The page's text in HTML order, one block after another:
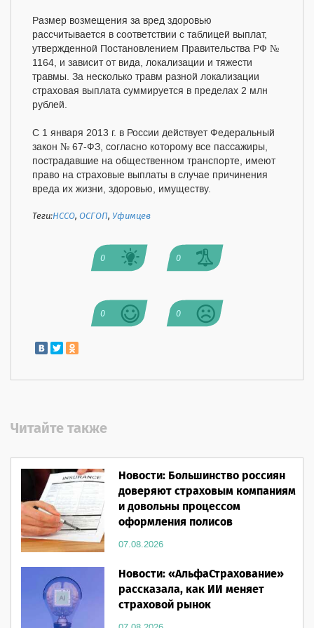
Размер возмещения за вред здоровью
рассчитывается в соответствии с таблицей выплат,
утвержденной Постановлением Правительства РФ №
1164, и зависит от вида, локализации и тяжести
травмы. За несколько травм разной локализации
страховая выплата суммируется в пределах 2 млн
рублей.
С 1 января 2013 г. в России действует Федеральный
закон № 67-ФЗ, согласно которому все пассажиры,
пострадавшие на общественном транспорте, имеют
право на страховые выплаты в случае причинения
вреда их жизни, здоровью, имуществу.
Теги:НССО,ОСГОП, Уфимцев
0 0
0 0
Читайте также
Новости: Большинство россиян
доверяют страховым компаниям
и довольны процессом
оформления полисов
07.08.2026
Новости: «АльфаСтрахование»
рассказала, как ИИ меняет
страховой рынок